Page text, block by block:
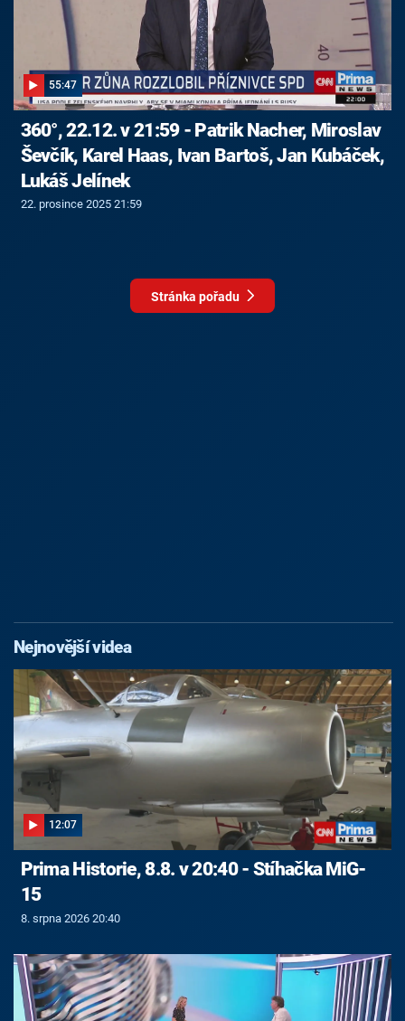
55:47
360°, 22.12. v 21:59 - Patrik Nacher, Miroslav
Ševčík, Karel Haas, Ivan Bartoš, Jan Kubáček,
Lukáš Jelínek
22. prosince 2025 21:59
Stránka pořadu
Nejnovější videa
12:07
Prima Historie, 8.8. v 20:40 - Stíhačka MiG-
15
8. srpna 2026 20:40